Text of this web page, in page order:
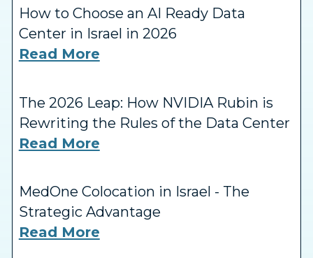
How to Choose an AI Ready Data
Center in Israel in 2026
Read More
The 2026 Leap: How NVIDIA Rubin is
Rewriting the Rules of the Data Center
Read More
MedOne Colocation in Israel - The
Strategic Advantage
Read More